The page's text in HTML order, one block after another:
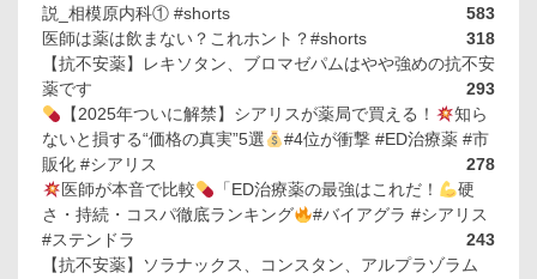
説_相模原内科① #shorts
583
医師は薬は飲まない？これホント？#shorts
318
【抗不安薬】レキソタン、ブロマゼパムはやや強めの抗不安
薬です
293
【2025年ついに解禁】シアリスが薬局で買える！
知ら
ないと損する“価格の真実”5選
#4位が衝撃 #ED治療薬 #市
販化 #シアリス
278
医師が本音で比較
「ED治療薬の最強はこれだ！
硬
さ・持続・コスパ徹底ランキング
#バイアグラ #シアリス
#ステンドラ
243
【抗不安薬】ソラナックス、コンスタン、アルプラゾラム